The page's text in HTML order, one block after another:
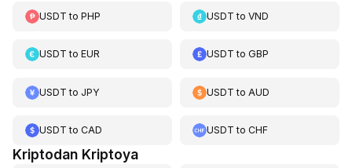
USDT to PHP USDT toVND
USDT to EUR USDT toGBP
USDT to JPY USDT to AUD
USDT to CAD USDT toCHF
Kriptodan Kriptoya